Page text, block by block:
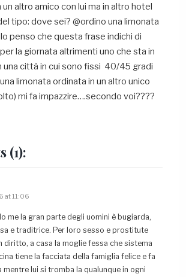
altro amico con lui ma in altro hotel
tipo: dove sei? @ordino una limonata
penso che questa frase indichi di
la giornata altrimenti uno che sta in
una città in cui sono fissi 40/45 gradi
limonata ordinata in un altro unico
mi fa impazzire….secondo voi????
(1):
at 11:06
me la gran parte degli uomini è bugiarda,
e traditrice. Per loro sesso e prostitute
diritto, a casa la moglie fessa che sistema
tiene la facciata della famiglia felice e fa
mentre lui si tromba la qualunque in ogni